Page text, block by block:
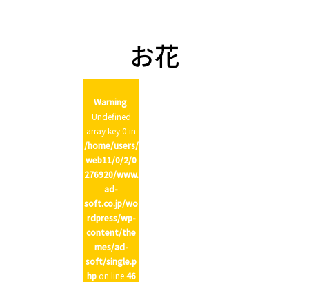
お花
Warning:
Undefined
array key 0 in
/home/users/
web11/0/2/0
276920/www.
ad-
soft.co.jp/wo
rdpress/wp-
content/the
mes/ad-
soft/single.p
hpon line46